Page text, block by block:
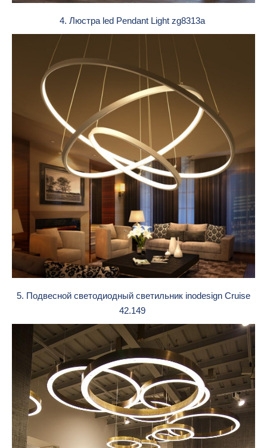
4. Люстра led Pendant Light zg8313a
5. Подвесной светодиодный светильник inodesign Cruise
42.149